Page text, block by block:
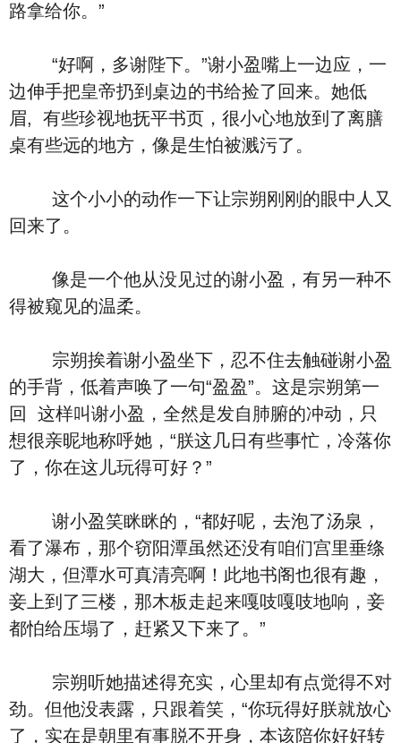
路拿给你。”
“好啊，多谢陛下。”谢小盈嘴上一边应，一
边伸手把皇帝扔到桌边的书给捡了回来。她低
眉, 有些珍视地抚平书页，很小心地放到了离膳
桌有些远的地方，像是生怕被溅污了。
这个小小的动作一下让宗朔刚刚的眼中人又
回来了。
像是一个他从没见过的谢小盈，有另一种不
得被窥见的温柔。
宗朔挨着谢小盈坐下，忍不住去触碰谢小盈
的手背，低着声唤了一句“盈盈”。这是宗朔第一
回 这样叫谢小盈，全然是发自肺腑的冲动，只
想很亲昵地称呼她，“朕这几日有些事忙，冷落你
了，你在这儿玩得可好？”
谢小盈笑眯眯的，“都好呢，去泡了汤泉，
看了瀑布，那个窃阳潭虽然还没有咱们宫里垂绦
湖大，但潭水可真清亮啊！此地书阁也很有趣，
妾上到了三楼，那木板走起来嘎吱嘎吱地响，妾
都怕给压塌了，赶紧又下来了。”
宗朔听她描述得充实，心里却有点觉得不对
劲。但他没表露，只跟着笑，“你玩得好朕就放心
了，实在是朝里有事脱不开身，本该陪你好好转